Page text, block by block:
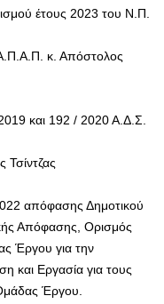
έτους 2023 του Ν.Π.
κ. Απόστολος
και 192 / 2020 Α.Δ.Σ.
Τσίντζας
απόφασης Δημοτικού
Απόφασης, Ορισμός
Έργου για την
και Εργασία για τους
Έργου.